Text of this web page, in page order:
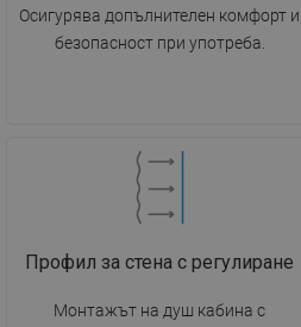
Осигурява допълнителен комфорт и
безопасност при употреба.
Профил за стена с регулиране
Монтажът на душ кабина с